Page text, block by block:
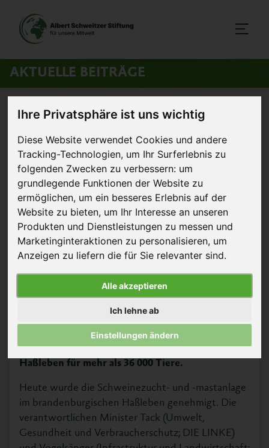
Ihre Privatsphäre ist uns wichtig
Diese Website verwendet Cookies und andere
Tracking-Technologien, um Ihr Surferlebnis zu
folgenden Zwecken zu verbessern: um
grundlegende Funktionen der Website zu
ermöglichen, um ein besseres Erlebnis auf der
Website zu bieten, um Ihr Interesse an unseren
Produkten und Dienstleistungen zu messen und
Marketinginteraktionen zu personalisieren, um
Anzeigen zu liefern die für Sie relevanter sind.
Alle akzeptieren
Ich lehne ab
Einstellungen ändern
AKTUELLE BEITRÄGE
Aktuelles Genehmigung der Mega-
20. Juni 2013
Genehmigung der Mega-
Schweinemastanlage Haßleben
ist politisches Versagen
Bestürzt reagiert die
Albert Schweitzer
Stiftung für unsere
Genehmigung der
Schweinefabrik in
Haßleben für mehr als 36 000 Tiere.
Heute wurde die Schweinezucht- und -mastanlage
im brandenburgischen Haßleben genehmigt. Die
verantwortlichen Minister Tack (Umwelt,
Gesundheit und Verbraucherschutz; DIE LINKE)